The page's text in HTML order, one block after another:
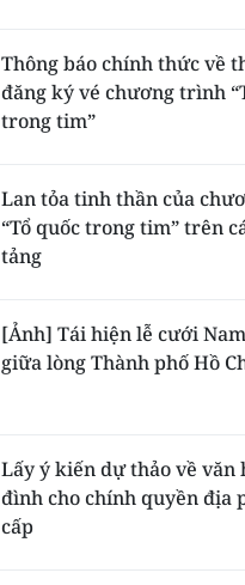
Thông báo chính thức về
đăng ký vé chương trình
trong tim”
Lan tỏa tinh thần của
“Tổ quốc trong tim” trên
tảng
[Ảnh] Tái hiện lễ cưới
giữa lòng Thành phố Hồ
Lấy ý kiến dự thảo về văn
đình cho chính quyền địa
cấp